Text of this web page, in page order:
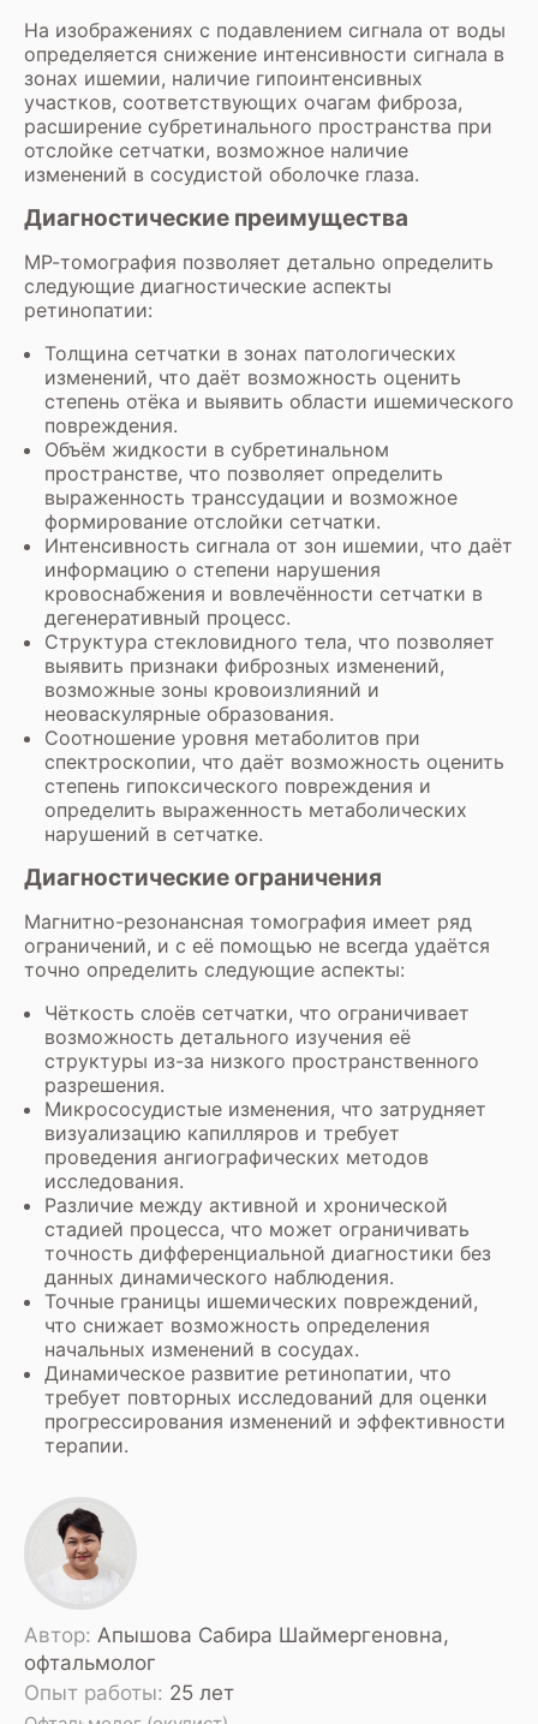
На изображениях с подавлением сигнала от воды
определяется снижение интенсивности сигнала в
зонах ишемии, наличие гипоинтенсивных
участков, соответствующих очагам фиброза,
расширение субретинального пространства при
отслойке сетчатки, возможное наличие
изменений в сосудистой оболочке глаза.
Диагностические преимущества
МР-томография позволяет детально определить
следующие диагностические аспекты
ретинопатии:
Толщина сетчатки в зонах патологических
изменений, что даёт возможность оценить
степень отёка и выявить области ишемического
повреждения.
Объём жидкости в субретинальном
пространстве, что позволяет определить
выраженность транссудации и возможное
формирование отслойки сетчатки.
Интенсивность сигнала от зон ишемии, что даёт
информацию о степени нарушения
кровоснабжения и вовлечённости сетчатки в
дегенеративный процесс.
Структура стекловидного тела, что позволяет
выявить признаки фиброзных изменений,
возможные зоны кровоизлияний и
неоваскулярные образования.
Соотношение уровня метаболитов при
спектроскопии, что даёт возможность оценить
степень гипоксического повреждения и
определить выраженность метаболических
нарушений в сетчатке.
Диагностические ограничения
Магнитно-резонансная томография имеет ряд
ограничений, и с её помощью не всегда удаётся
точно определить следующие аспекты:
Чёткость слоёв сетчатки, что ограничивает
возможность детального изучения её
структуры из-за низкого пространственного
разрешения.
Микрососудистые изменения, что затрудняет
визуализацию капилляров и требует
проведения ангиографических методов
исследования.
Различие между активной и хронической
стадией процесса, что может ограничивать
точность дифференциальной диагностики без
данных динамического наблюдения.
Точные границы ишемических повреждений,
что снижает возможность определения
начальных изменений в сосудах.
Динамическое развитие ретинопатии, что
требует повторных исследований для оценки
прогрессирования изменений и эффективности
терапии.
Автор: Апышова Сабира Шаймергеновна,
офтальмолог
Опыт работы: 25 лет